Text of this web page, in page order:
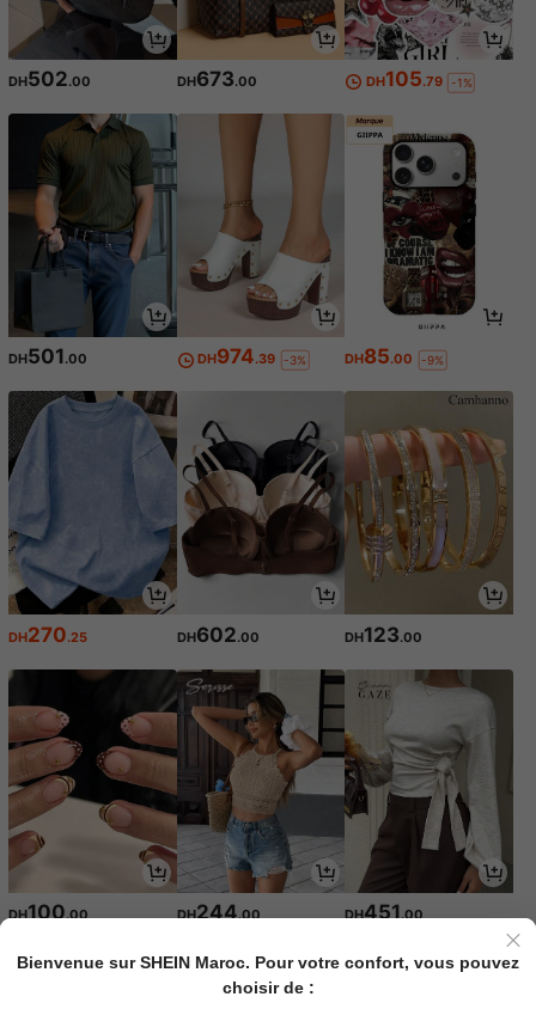
DH502.00 DH673.00 DH105.79 -1%
DH501 .00 DH974.39 -3% DH85.00 -9%
DH270.25 DH602.00 DH123.00
DH100.00 DH244.00 DH451.00
Bienvenue sur SHEIN Maroc. Pour votre confort, vous pouvez
choisir de :